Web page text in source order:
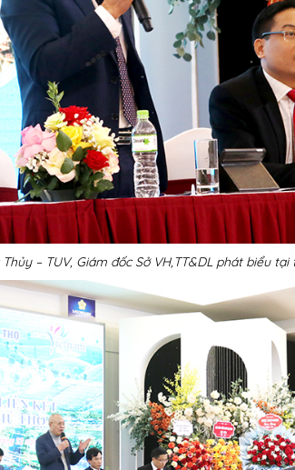
– TUV, Giám đốc Sở VH,TT&DL phát biểu tại